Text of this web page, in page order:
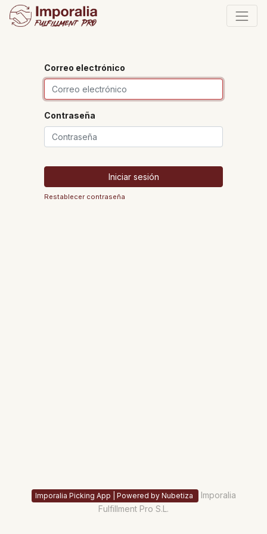
Correo electrónico
Contraseña
Iniciar sesión
Restablecer contraseña
Imporalia Picking App | Powered by Nubetiza
Imporalia
Fulfillment Pro S.L.